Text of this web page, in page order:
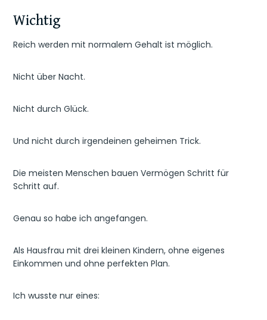
Wichtig
Reich werden mit normalem Gehalt ist möglich.
Nicht über Nacht.
Nicht durch Glück.
Und nicht durch irgendeinen geheimen Trick.
Die meisten Menschen bauen Vermögen Schritt für
Schritt auf.
Genau so habe ich angefangen.
Als Hausfrau mit drei kleinen Kindern, ohne eigenes
Einkommen und ohne perfekten Plan.
Ich wusste nur eines: